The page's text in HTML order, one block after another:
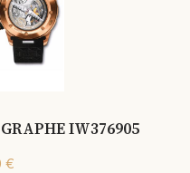
IW376905
€